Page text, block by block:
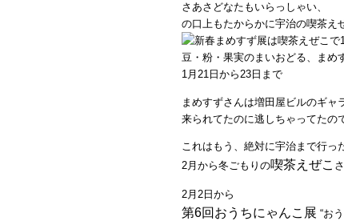
さあさどなたもいらっしゃい、
の口上もたからかに宇治の喫茶え
豆・粉・果実のまいおどる、まめ
1月21日から23日まで
まめすずさんは増田屋ビルのギャ
来られてたのに逃しちゃってたの
これはもう、絶対に宇治まで行っ
2月から冬ごもりの喫茶えぜこ
2月2日から
第6回おうちにゃんこ展 “お